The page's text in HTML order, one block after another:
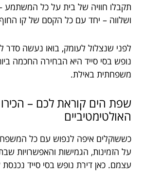
תקבלו חוויה של בית על כל המשתמע
ושלווה – יחד עם כל הקסם של קו
לפני שנצלול לעומק, בואו נעשה סדר
נופש בסי סייד היא הבחירה החכמה
משפחתית באילת.
שפת הים קוראת לכם –
האולטימטיביים
כששוקלים איפה לנפוש עם כל
על הזמינות, הגמישות והאפשרויות
עצמם. כאן דירת נופש בסי סייד